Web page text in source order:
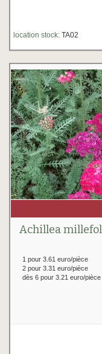
location stock: TA02
Achillea
1 pour 3.61 euro/pièce
2 pour 3.31 euro/pièce
dès 6 pour 3.21 euro/pièce